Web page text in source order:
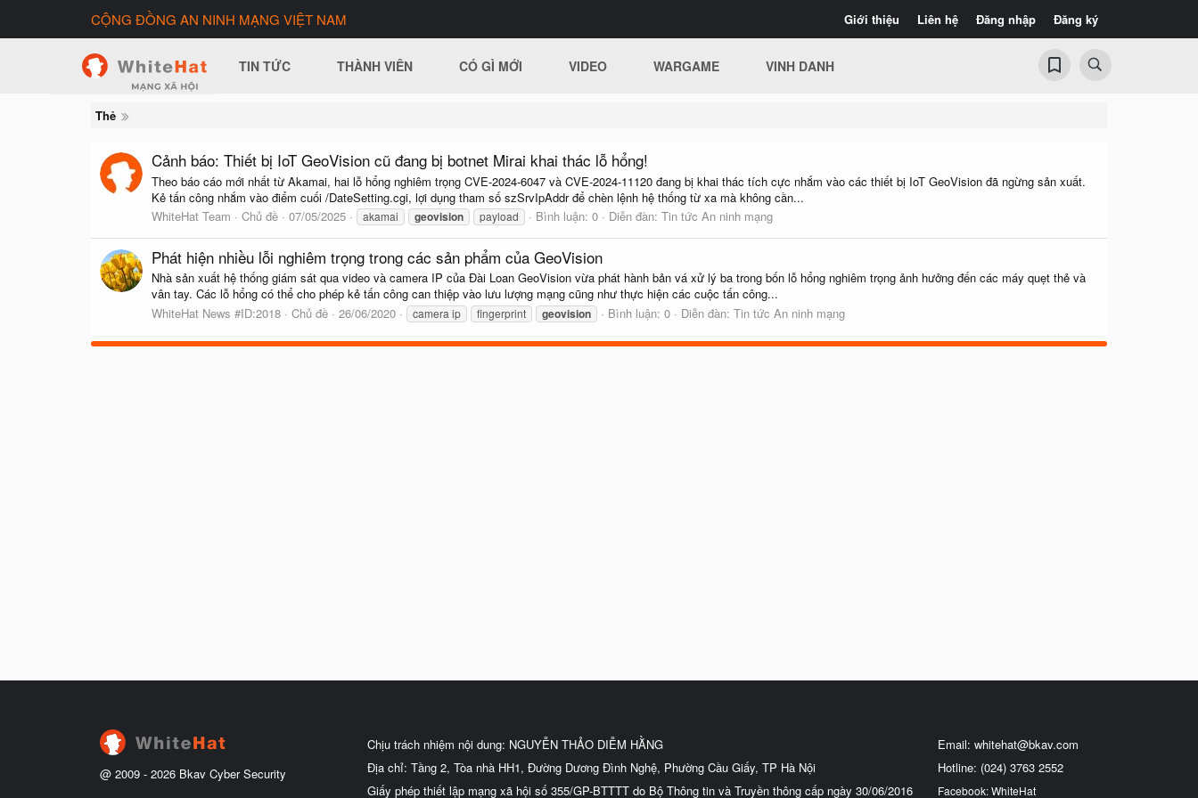
Giới thiệu Liên hệ Đăng nhập Đăng ký
CỘNG ĐỒNG AN NINH MẠNG VIỆT NAM
TIN TỨC THÀNH VIÊN CÓ GÌ MỚI VIDEO WARGAME VINH DANH
Thẻ
Cảnh báo: Thiết bị IoT GeoVision cũ đang bị botnet Mirai khai thác lỗ hổng!
Theo báo cáo mới nhất từ Akamai, hai lỗ hổng nghiêm trọng CVE-2024-6047 và CVE-2024-11120 đang bị khai thác tích cực nhắm vào các thiết bị IoT GeoVision đã ngừng sản xuất.
Kẻ tấn công nhắm vào điểm cuối /DateSetting.cgi, lợi dụng tham số szSrvIpAddr để chèn lệnh hệ thống từ xa mà không cần...
WhiteHat Team
Chủ đề 07/05/2025 akamai geovision payload Bình luận: 0 Diễn đàn: Tin tức An ninh mạng
Phát hiện nhiều lỗi nghiêm trọng trong các sản phẩm của GeoVision
Nhà sản xuất hệ thống giám sát qua video và camera IP của Đài Loan GeoVision vừa phát hành bản vá xử lý ba trong bốn lỗ hổng nghiêm trọng ảnh hưởng đến các máy quẹt thẻ và
vân tay. Các lỗ hổng có thể cho phép kẻ tấn công can thiệp vào lưu lượng mạng cũng như thực hiện các cuộc tấn công...
WhiteHat News #ID:2018
Chủ đề 26/06/2020 camera ip fingerprint geovision Bình luận: 0 Diễn đàn: Tin tức An ninh mạng
@ 2009 - 2026 Bkav Cyber Security
Chịu trách nhiệm nội dung: NGUYỄN THẢO DIỄM HẰNG
Địa chỉ: Tầng 2, Tòa nhà HH1, Đường Dương Đình Nghệ, Phường Cầu Giấy, TP Hà Nội
Giấy phép thiết lập mạng xã hội số 355/GP-BTTTT do Bộ Thông tin và Truyền thông cấp ngày 30/06/2016
Email: whitehat@bkav.com
Hotline: (024) 3763 2552
Facebook: WhiteHat